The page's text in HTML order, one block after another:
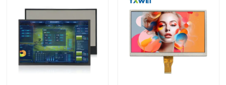
حولنا
جولة في المصنع
مراقبة الجودة